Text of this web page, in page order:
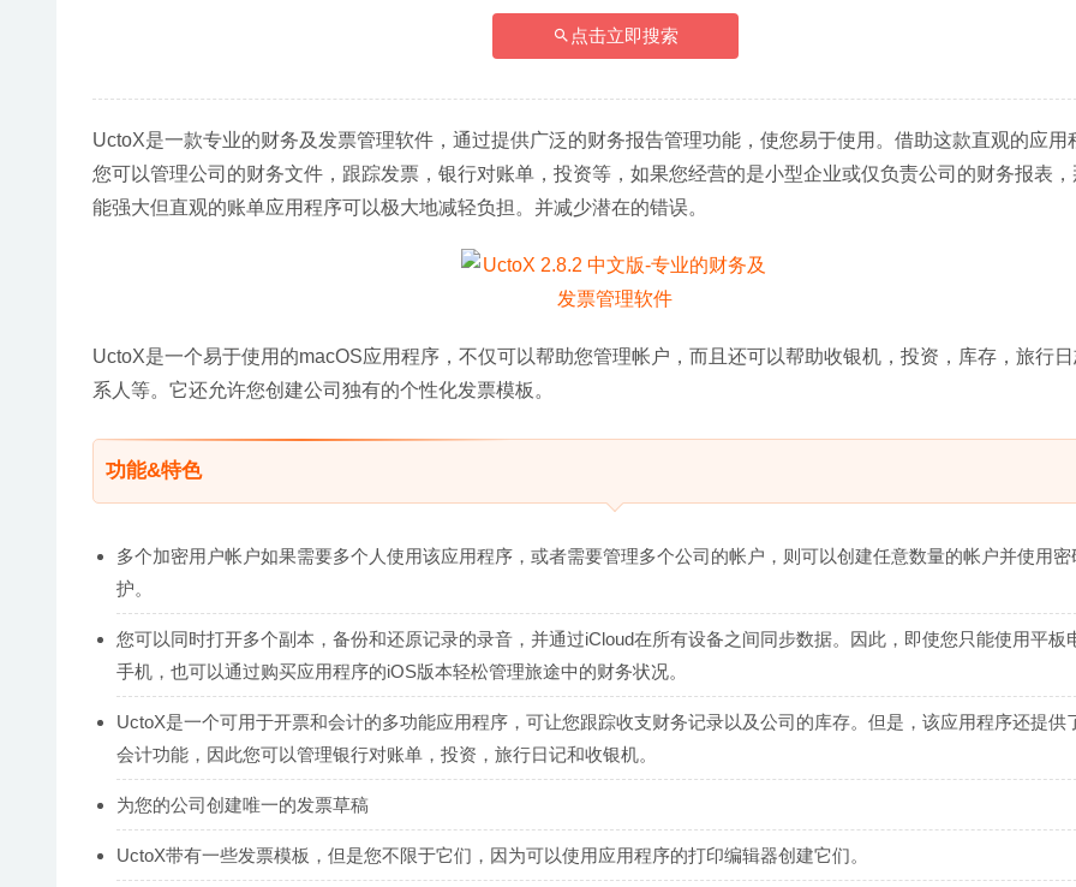
点击立即搜索
UctoX是一款专业的财务及发票管理软件，通过提供广泛的财务报告管理功能，使您易于使用。借助这款直观的应用
您可以管理公司的财务文件，跟踪发票，银行对账单，投资等，如果您经营的是小型企业或仅负责公司的财务报表
能强大但直观的账单应用程序可以极大地减轻负担。并减少潜在的错误。
UctoX是一个易于使用的macOS应用程序，不仅可以帮助您管理帐户，而且还可以帮助收银机，投资，库存，旅行
系人等。它还允许您创建公司独有的个性化发票模板。
功能&特色
多个加密用户帐户如果需要多个人使用该应用程序，或者需要管理多个公司的帐户，则可以创建任意数量的帐户并使用密
护。
您可以同时打开多个副本，备份和还原记录的录音，并通过iCloud在所有设备之间同步数据。因此，即使您只能使用平板
手机，也可以通过购买应用程序的iOS版本轻松管理旅途中的财务状况。
UctoX是一个可用于开票和会计的多功能应用程序，可让您跟踪收支财务记录以及公司的库存。但是，该应用程序还提供
会计功能，因此您可以管理银行对账单，投资，旅行日记和收银机。
为您的公司创建唯一的发票草稿
UctoX带有一些发票模板，但是您不限于它们，因为可以使用应用程序的打印编辑器创建它们。